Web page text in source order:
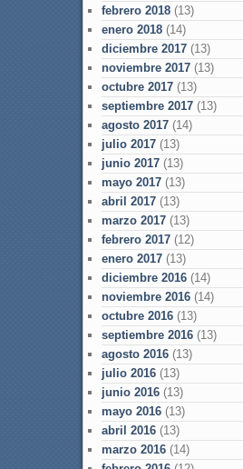
febrero 2018(13)
enero 2018(14)
diciembre 2017(13)
noviembre 2017(13)
octubre 2017(13)
septiembre 2017(13)
agosto 2017(14)
julio 2017(13)
junio 2017(13)
mayo 2017(13)
abril 2017(13)
marzo 2017(13)
febrero 2017(12)
enero 2017(13)
diciembre 2016(14)
noviembre 2016(14)
octubre 2016(13)
septiembre 2016(13)
agosto 2016(13)
julio 2016(13)
junio 2016(13)
mayo 2016(13)
abril 2016(13)
marzo 2016(14)